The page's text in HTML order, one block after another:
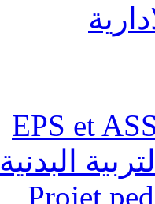
البدنية
Projet